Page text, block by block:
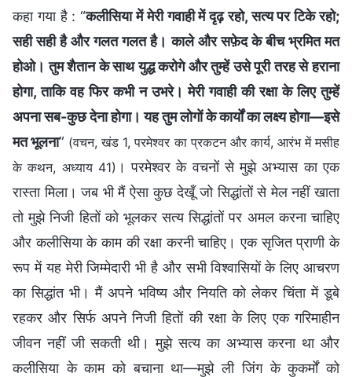
कहा गया है : “कलीसिया में मेरी गवाही में दृढ़ रहो, सत्य पर टिके रहो;
सही सही है और गलत गलत है। काले और सफ़ेद के बीच भ्रमित मत
होओ। तुम शैतान के साथ युद्ध करोगे और तुम्हें उसे पूरी तरह से हराना
होगा, ताकि वह फिर कभी न उभरे। मेरी गवाही की रक्षा के लिए तुम्हें
अपना सब-कुछ देना होगा। यह तुम लोगों के कार्यों का लक्ष्य होगा—इसे
मत भूलना” (वचन, खंड 1, परमेश्वर का प्रकटन और कार्य, आरंभ में मसीह
के कथन, अध्याय 41) । परमेश्वर के वचनों से मुझे अभ्यास का एक
रास्ता मिला। जब भी मैं ऐसा कुछ देखूँ जो सिद्धांतों से मेल नहीं खाता
तो मुझे निजी हितों को भूलकर सत्य सिद्धांतों पर अमल करना चाहिए
और कलीसिया के काम की रक्षा करनी चाहिए। एक सृजित प्राणी के
रूप में यह मेरी जिम्मेदारी भी है और सभी विश्वासियों के लिए आचरण
का सिद्धांत भी। मैं अपने भविष्य और नियति को लेकर चिंता में डूबे
रहकर और सिर्फ अपने निजी हितों की रक्षा के लिए एक गरिमाहीन
जीवन नहीं जी सकती थी। मुझे सत्य का अभ्यास करना था और
कलीसिया के काम को बचाना था—मुझे ली जिंग के कुकर्मों को